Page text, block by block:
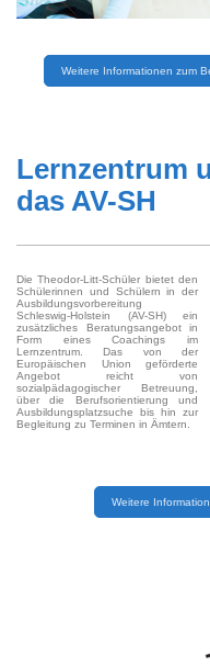
Weitere Informationen zum
Lernzentrum
das AV-SH
Die Theodor-Litt-Schüler bietet den
Schülerinnen und Schülern in der
Ausbildungsvorbereitung
Schleswig-Holstein (AV-SH) ein
zusätzliches Beratungsangebot in
Form eines Coachings im
Lernzentrum. Das von der
Europäischen Union geförderte
Angebot reicht von
sozialpädagogischer Betreuung,
über die Berufsorientierung und
Ausbildungsplatzsuche bis hin zur
Begleitung zu Terminen in Ämtern.
Weitere